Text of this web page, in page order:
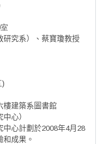
研究系）、蔡寶瓊教授
)
樓建築系圖書館
心）
中心計劃於2008年4月 28
成果。